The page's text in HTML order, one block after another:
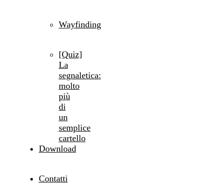
Wayfinding
[Quiz]
La
segnaletica:
molto
più
di
un
semplice
cartello
Download
Contatti